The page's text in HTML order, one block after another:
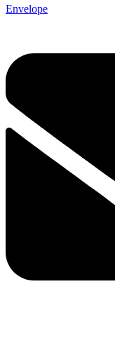
Envelope